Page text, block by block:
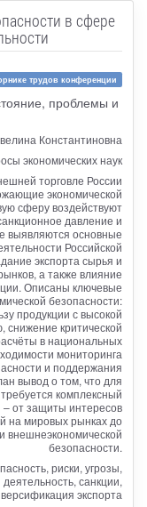
в сфере
трудов конференции
проблемы и
Константиновна
экономических наук
торговле России
экономической
сферу воздействуют
давление и
выявляются основные
Российской
экспорта сырья и
а также влияние
Описаны ключевые
безопасности:
продукции с высокой
снижение критической
в национальных
мониторинга
и поддержания
вывод о том, что для
комплексный
– от защиты интересов
на мировых рынках до
внешнеэкономической
безопасности.
риски, угрозы,
санкции,
экспорта